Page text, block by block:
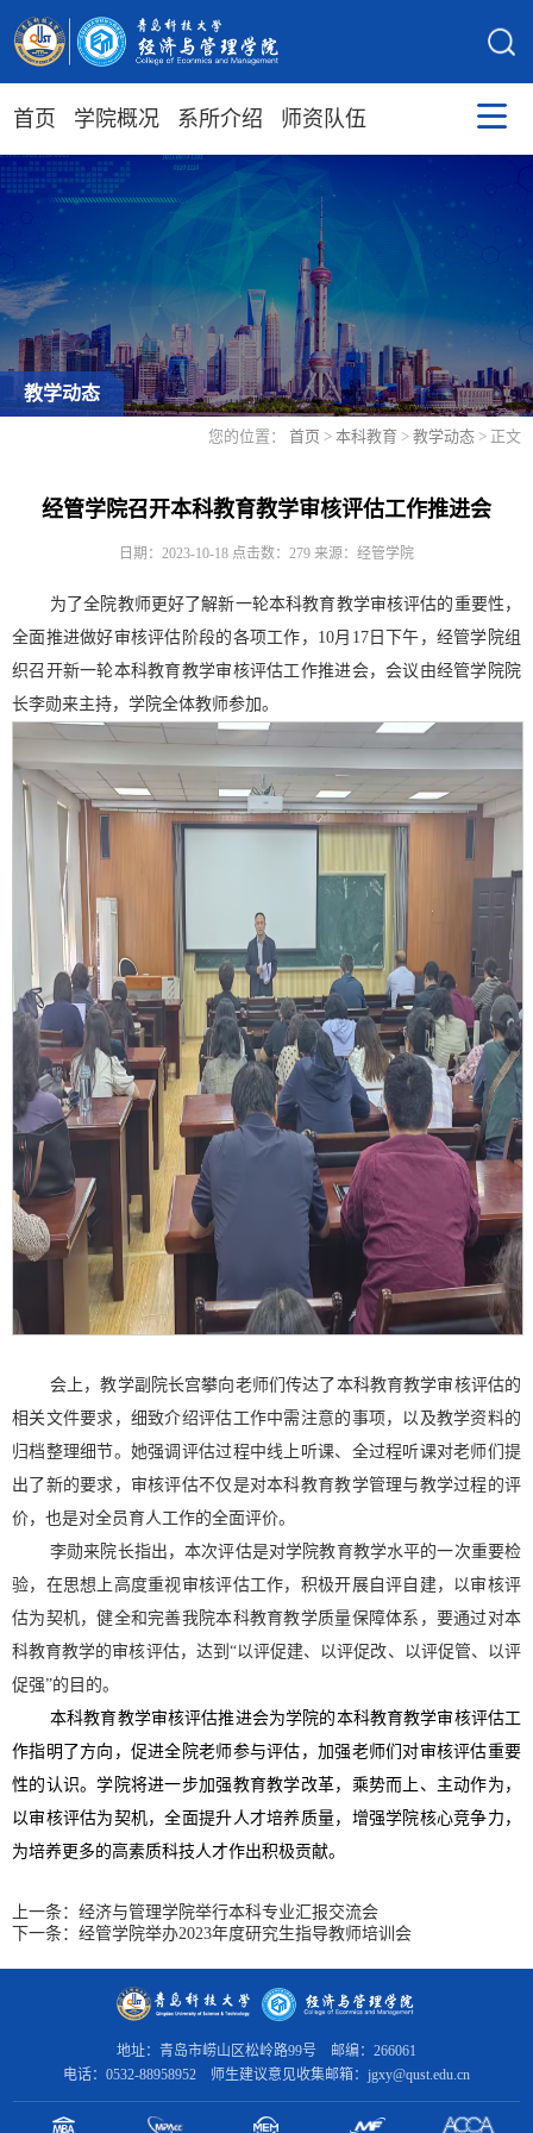
首页 学院概况 系所介绍 师资队伍
教学动态
您的位置： 首页 > 本科教育 > 教学动态 > 正文
经管学院召开本科教育教学审核评估工作推进会
日期：2023-10-18 点击数： 279 来源：经管学院
为了全院教师更好了解新一轮本科教育教学审核评估的重要性，
全面推进做好审核评估阶段的各项工作， 10月17日下午，经管学院组
织召开新一轮本科教育教学审核评估工作推进会，会议由经管学院院
长李勋来主持，学院全体教师参加。
会上，教学副院长宫攀向老师们传达了本科教育教学审核评估的
相关文件要求，细致介绍评估工作中需注意的事项，以及教学资料的
归档整理细节。她强调评估过程中线上听课、全过程听课对老师们提
出了新的要求，审核评估不仅是对本科教育教学管理与教学过程的评
价，也是对全员育人工作的全面评价。
李勋来院长指出，本次评估是对学院教育教学水平的一次重要检
验，在思想上高度重视审核评估工作，积极开展自评自建，以审核评
估为契机，健全和完善我院本科教育教学质量保障体系，要通过对本
科教育教学的审核评估，达到 “以评促建、以评促改、以评促管、以评
促强”的目的。
本科教育教学审核评估推进会为学院的本科教育教学审核评估工
作指明了方向，促进全院老师参与评估，加强老师们对审核评估重要
性的认识。学院将进一步加强教育教学改革，乘势而上、主动作为，
以审核评估为契机，全面提升人才培养质量，增强学院核心竞争力，
为培养更多的高素质科技人才作出积极贡献。
上一条： 经济与管理学院举行本科专业汇报交流会
下一条： 经管学院举办2023年度研究生指导教师培训会
地址：青岛市崂山区松岭路99号 邮编：266061
电话：0532-88958952 师生建议意见收集邮箱：jgxy@qust.edu.cn